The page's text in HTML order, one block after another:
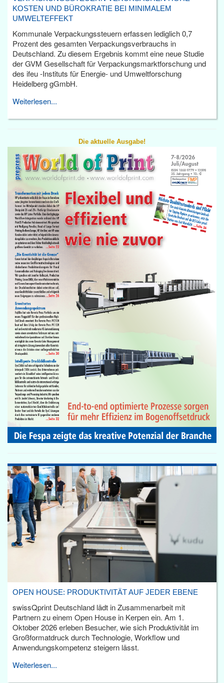
KOSTEN UND BÜROKRATIE BEI MINIMALEM
UMWELTEFFEKT
Kommunale Verpackungssteuern erfassen lediglich 0,7
Prozent des gesamten Verpackungsverbrauchs in
Deutschland. Zu diesem Ergebnis kommt eine neue Studie
der GVM Gesellschaft für Verpackungsmarktforschung und
des ifeu -Instituts für Energie- und Umweltforschung
Heidelberg gGmbH.
Weiterlesen...
Die aktuelle Ausgabe!
OPEN HOUSE: PRODUKTIVITÄT AUF JEDER EBENE
swissQprint Deutschland lädt in Zusammenarbeit mit
Partnern zu einem Open House in Kerpen ein. Am 1.
Oktober 2026 erleben Besucher, wie sich Produktivität im
Großformatdruck durch Technologie, Workflow und
Anwendungskompetenz steigern lässt.
Weiterlesen...